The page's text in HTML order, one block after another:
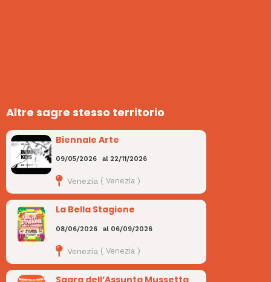
Altre sagre stesso territorio
Biennale Arte
09/05/2026 al 22/11/2026
Venezia ( Venezia)
La Bella Stagione
08/06/2026 al 06/09/2026
Venezia ( Venezia )
Sagra dell’Assunta Mussetta